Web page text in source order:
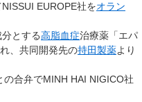
EUROPE社をオラン
とする高脂血症治療薬「エパ
、共同開発先の持田製薬より
の合弁でMINH HAI NIGICO社